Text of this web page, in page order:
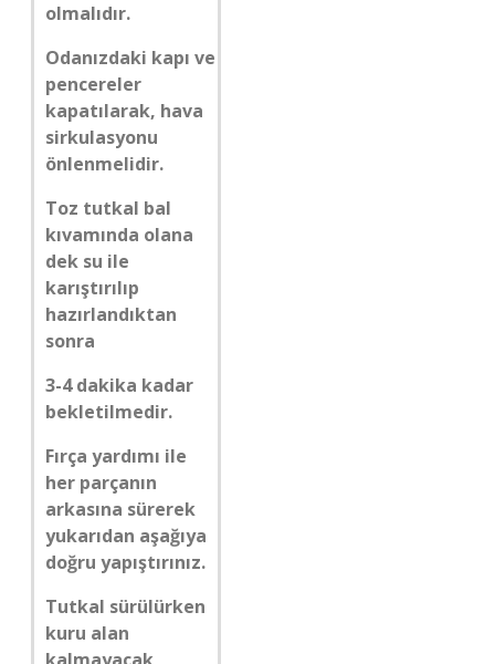
olmalıdır.
Odanızdaki kapı ve
pencereler
kapatılarak, hava
sirkulasyonu
önlenmelidir.
Toz tutkal bal
kıvamında olana
dek su ile
karıştırılıp
hazırlandıktan
sonra
3-4 dakika kadar
bekletilmedir.
Fırça yardımı ile
her parçanın
arkasına sürerek
yukarıdan aşağıya
doğru yapıştırınız.
Tutkal sürülürken
kuru alan